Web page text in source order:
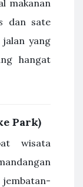
makanan
dan sate
yang
hangat
Park)
wisata